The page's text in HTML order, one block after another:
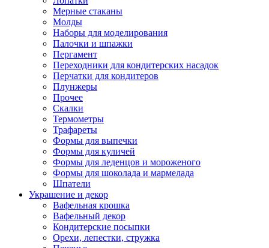
Мерные стаканы
Молды
Наборы для моделирования
Палочки и шпажки
Пергамент
Переходники для кондитерских насадок
Перчатки для кондитеров
Плунжеры
Прочее
Скалки
Термометры
Трафареты
Формы для выпечки
Формы для куличей
Формы для леденцов и мороженого
Формы для шоколада и мармелада
Шпатели
Украшение и декор
Вафельная крошка
Вафельный декор
Кондитерские посыпки
Орехи, лепестки, стружка